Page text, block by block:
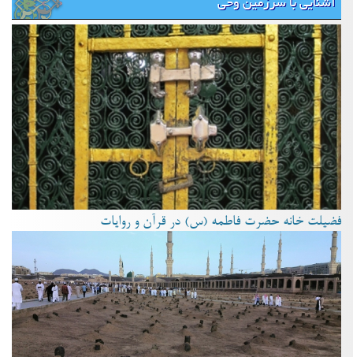
آشنایی با سرزمین وحی
فضیلت خانه حضرت فاطمه (س) در قرآن و روایات